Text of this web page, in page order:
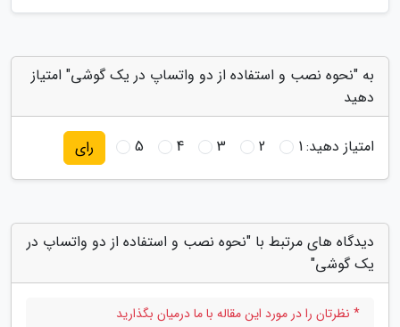
به "نحوه نصب و استفاده از دو واتساپ در یک گوشی" امتیاز
دهید
امتیاز دهید:1
2
3
4
5 رای
دیدگاه های مرتبط با "نحوه نصب و استفاده از دو واتساپ در
یک گوشی"
* نظرتان را در مورد این مقاله با ما درمیان بگذارید